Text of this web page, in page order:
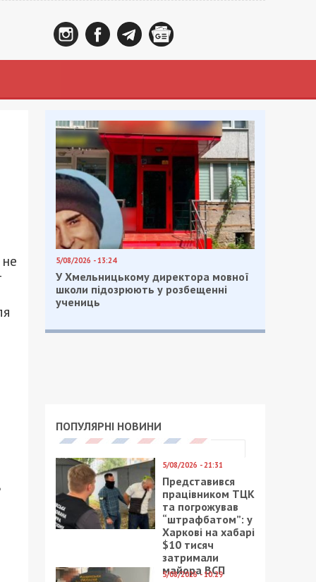
5/08/2026 - 13:24
У Хмельницькому директора мовної
школи підозрюють у розбещенні
учениць
ПОПУЛЯРНІ НОВИНИ
5/08/2026 - 21:31
Представився
працівником ТЦК
та погрожував
“штрафбатом”: у
Харкові на хабарі
$10 тисяч
затримали
майора ВСП
5/08/2026 - 10:29